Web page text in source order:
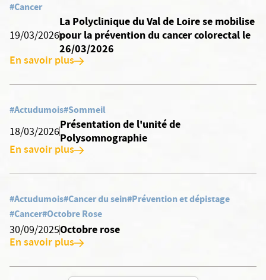
#Cancer
19/03/2026
La Polyclinique du Val de Loire se mobilise
pour la prévention du cancer colorectal le
26/03/2026
En savoir plus
#Actudumois#Sommeil
18/03/2026
Présentation de l'unité de
Polysomnographie
En savoir plus
#Actudumois#Cancer du sein#Prévention et dépistage
#Cancer#Octobre Rose
30/09/2025Octobre rose
En savoir plus